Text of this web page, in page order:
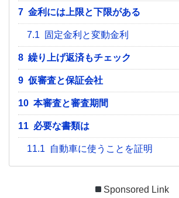
7 金利には上限と下限がある
7.1 固定金利と変動金利
8 繰り上げ返済もチェック
9 仮審査と保証会社
10 本審査と審査期間
11 必要な書類は
11.1 自動車に使うことを証明
Sponsored Link